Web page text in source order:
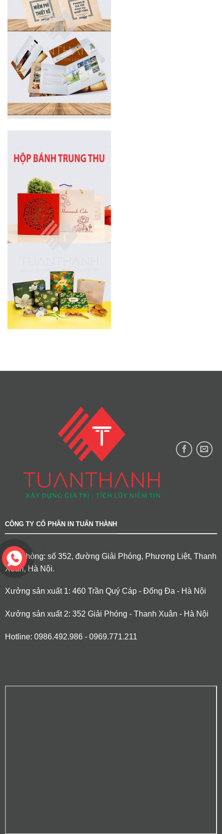
CÔNG TY CỔ PHẦN IN TUẤN THÀNH
Văn phòng: số 352, đường Giải Phóng, Phương Liệt, Thanh
Xuân, Hà Nội.
Xưởng sản xuất 1: 460 Trần Quý Cáp - Đống Đa - Hà Nội
Xưởng sản xuất 2: 352 Giải Phóng - Thanh Xuân - Hà Nội
Hotline: 0986.492.986 - 0969.771.211